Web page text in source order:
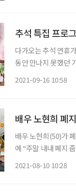
추석 특집 프로
다가오는 추석 연휴
동안 만나지 못했던
2021-09-16 10:58
배우 노현희 폐
배우 노현희(50)가 폐지 줍는
에 “주말 내내 폐지
2021-08-10 10:28